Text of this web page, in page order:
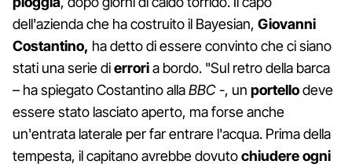
dell'azienda che ha costruito il Bayesian, Giovanni
Costantino, ha detto di essere convinto che ci siano
stati una serie dierroria bordo. "Sul retro della barca
– ha spiegato Costantino allaBBC-, un portellodeve
essere stato lasciato aperto, ma forse anche
un'entrata laterale per far entrare l'acqua. Prima della
tempesta, il capitano avrebbe dovutochiudere ogni